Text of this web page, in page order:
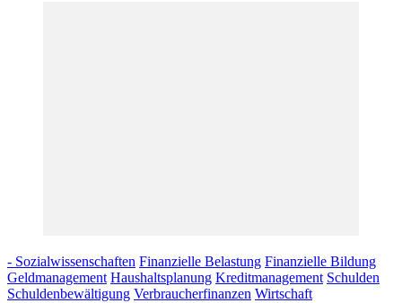
- Sozialwissenschaften Finanzielle Belastung Finanzielle Bildung
Geldmanagement Haushaltsplanung Kreditmanagement Schulden
Schuldenbewältigung Verbraucherfinanzen Wirtschaft